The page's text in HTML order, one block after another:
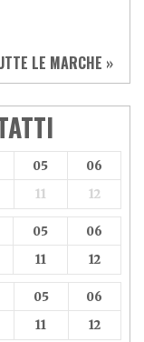
LE MARCHE »
05
06
11 12
05
06
11 12
05
06
11 12